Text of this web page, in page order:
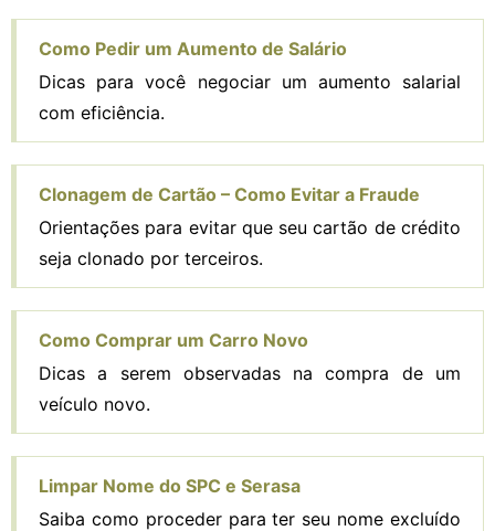
Como Pedir um Aumento de Salário
Dicas para você negociar um aumento salarial
com eficiência.
Clonagem de Cartão – Como Evitar a Fraude
Orientações para evitar que seu cartão de crédito
seja clonado por terceiros.
Como Comprar um Carro Novo
Dicas a serem observadas na compra de um
veículo novo.
Limpar Nome do SPC e Serasa
Saiba como proceder para ter seu nome excluído